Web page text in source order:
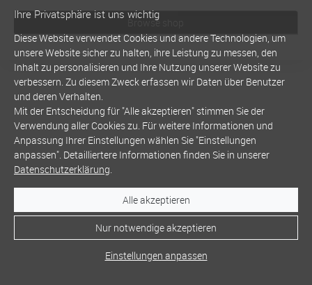
Browse shop
Ihre Privatsphäre ist uns wichtig
Diese Website verwendet Cookies und andere Technologien, um
unsere Website sicher zu halten, ihre Leistung zu messen, den
Inhalt zu personalisieren und Ihre Nutzung unserer Website zu
verbessern. Zu diesem Zweck erfassen wir Daten über Benutzer
und deren Verhalten.
Mit der Entscheidung für "Alle akzeptieren" stimmen Sie der
Verwendung aller Cookies zu. Für weitere Informationen und
Anpassung Ihrer Einstellungen wählen Sie "Einstellungen
anpassen". Detailliertere Informationen finden Sie in unserer
Datenschutzerklärung.
Alle akzeptieren
Nur notwendige akzeptieren
Einstellungen anpassen